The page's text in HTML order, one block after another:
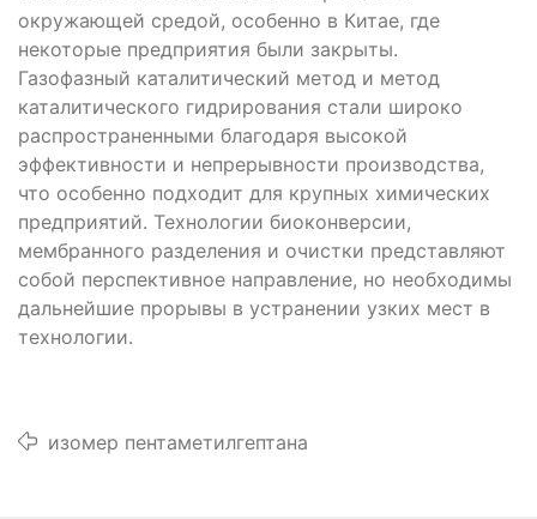
окружающей средой, особенно в Китае, где
некоторые предприятия были закрыты.
Газофазный каталитический метод и метод
каталитического гидрирования стали широко
распространенными благодаря высокой
эффективности и непрерывности производства,
что особенно подходит для крупных химических
предприятий. Технологии биоконверсии,
мембранного разделения и очистки представляют
собой перспективное направление, но необходимы
дальнейшие прорывы в устранении узких мест в
технологии.
изомер пентаметилгептана